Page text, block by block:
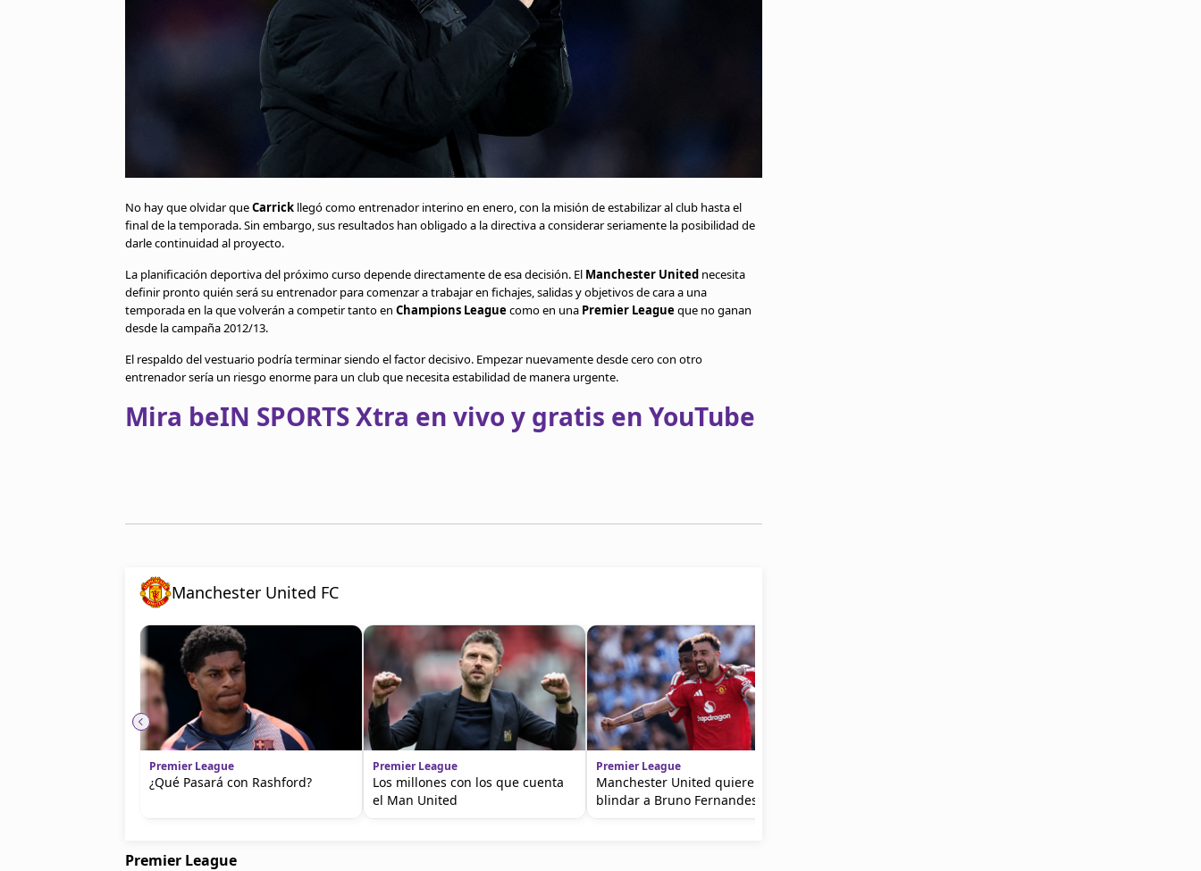
No hay que olvidar queCarrick llegó como entrenador interino en enero, con la misión de estabilizar al club hasta el
final de la temporada. Sin embargo, sus resultados han obligado a la directiva a considerar seriamente la posibilidad de
darle continuidad al proyecto.
La planificación deportiva del próximo curso depende directamente de esa decisión. El Manchester United necesita
definir pronto quién será su entrenador para comenzar a trabajar en fichajes, salidas y objetivos de cara a una
temporada en la que volverán a competir tanto en Champions Leaguecomo en una Premier Leagueque no ganan
desde la campaña 2012/13.
El respaldo del vestuario podría terminar siendo el factor decisivo. Empezar nuevamente desde cero con otro
entrenador sería un riesgo enorme para un club que necesita estabilidad de manera urgente.
Mira beIN SPORTS Xtra en vivo y gratis en YouTube
Manchester United FC
Premier League
¿Qué Pasará con Rashford?
Premier League
Los millones con los que cuenta
el Man United
Premier League
Manchester United quiere
blindar a Bruno Fernandes
Premier League